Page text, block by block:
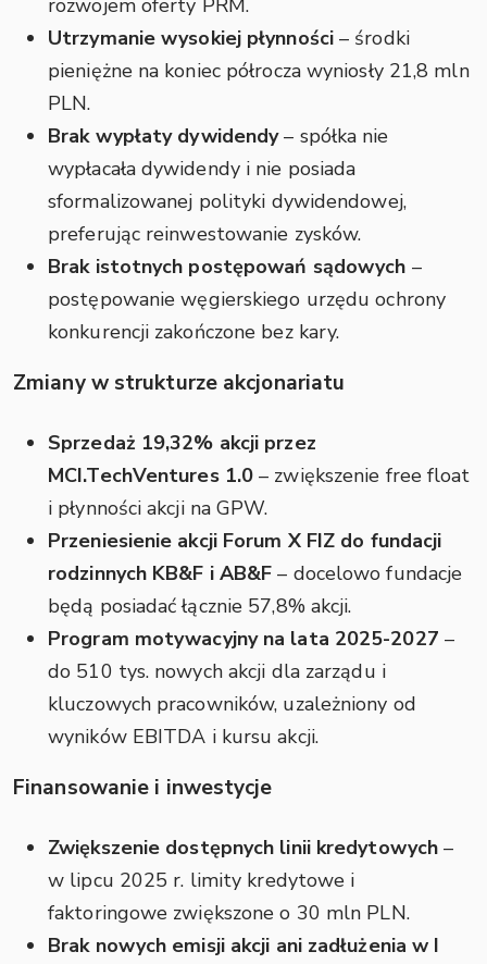
rozwojem oferty PRM.
Utrzymanie wysokiej płynności– środki
pieniężne na koniec półrocza wyniosły 21,8 mln
PLN.
Brak wypłaty dywidendy– spółka nie
wypłacała dywidendy i nie posiada
sformalizowanej polityki dywidendowej,
preferując reinwestowanie zysków.
Brak istotnych postępowań sądowych –
postępowanie węgierskiego urzędu ochrony
konkurencji zakończone bez kary.
Zmiany w strukturze akcjonariatu
Sprzedaż 19,32% akcji przez
MCI.TechVentures 1.0 – zwiększenie free float
i płynności akcji na GPW.
Przeniesienie akcji Forum X FIZ do fundacji
rodzinnych KB&F i AB&F – docelowo fundacje
będą posiadać łącznie 57,8% akcji.
Program motywacyjny na lata 2025-2027 –
do 510 tys. nowych akcji dla zarządu i
kluczowych pracowników, uzależniony od
wyników EBITDA i kursu akcji.
Finansowanie i inwestycje
Zwiększenie dostępnych linii kredytowych –
w lipcu 2025 r. limity kredytowe i
faktoringowe zwiększone o 30 mln PLN.
Brak nowych emisji akcji ani zadłużenia w I